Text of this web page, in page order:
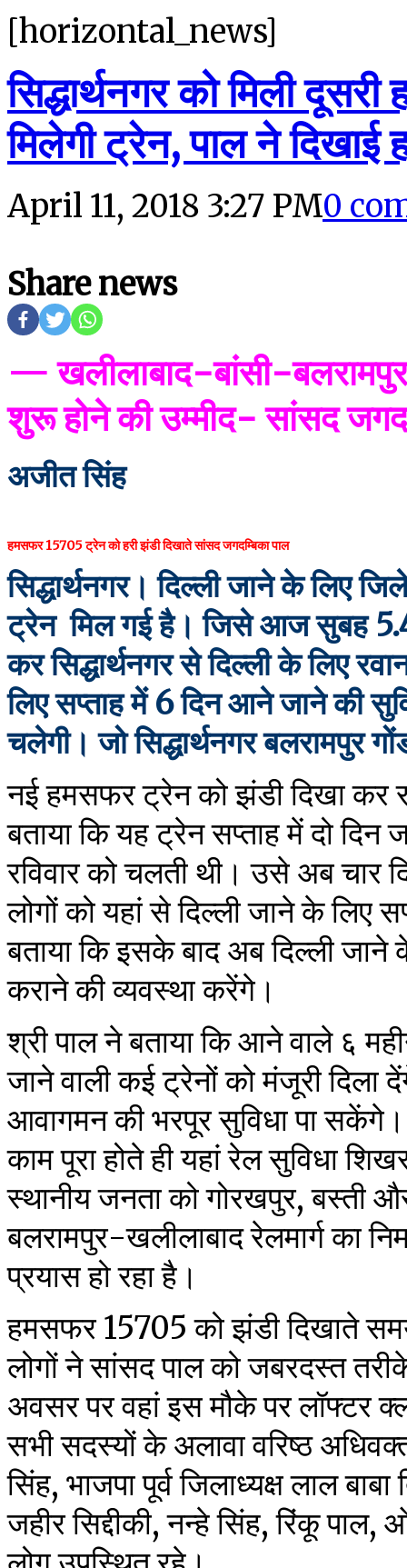
[horizontal_news]
सिद्धार्थनगर को मिली
मिलेगी ट्रेन, पाल ने दिखाई
April 11, 2018 3:27 PM0
Share news
— खलीलाबाद-बांसी-बलरामपुर
शुरू होने की उम्मीद- सांसद
अजीत सिंह
हमसफर 15705 ट्रेन को हरी झंडी दिखाते सांसद जगदम्बिका पाल
सिद्धार्थनगर। दिल्ली जाने के लिए
ट्रेन मिल गई है। जिसे आज सुबह
कर सिद्धार्थनगर से दिल्ली के लिए
लिए सप्ताह में 6 दिन आने जाने की
चलेगी। जो सिद्धार्थनगर बलरामपुर
नई हमसफर ट्रेन को झंडी दिखा कर
बताया कि यह ट्रेन सप्ताह में दो
रविवार को चलती थी। उसे अब चार
लोगों को यहां से दिल्ली जाने के लिए
बताया कि इसके बाद अब दिल्ली जाने
कराने की व्यवस्था करेंगे।
श्री पाल ने बताया कि आने वाले ६
जाने वाली कई ट्रेनों को मंजूरी दिला
आवागमन की भरपूर सुविधा पा सकेंगे।
काम पूरा होते ही यहां रेल सुविधा
स्थानीय जनता को गोरखपुर, बस्ती
बलरामपुर-खलीलाबाद रेलमार्ग का
प्रयास हो रहा है।
हमसफर 15705 को झंडी दिखाते
लोगों ने सांसद पाल को जबरदस्त
अवसर पर वहां इस मौके पर लॉफ्टर
सभी सदस्यों के अलावा वरिष्ठ
सिंह, भाजपा पूर्व जिलाध्यक्ष लाल
जहीर सिद्दीकी, नन्हे सिंह, रिंकू